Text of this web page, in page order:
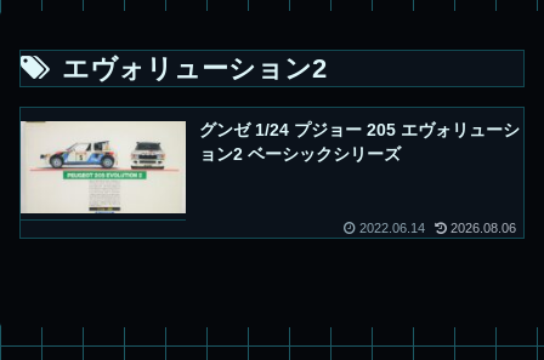
エヴォリューション2
グンゼ 1/24 プジョー 205 エヴォリューシ
ョン2 ベーシックシリーズ
2022.06.14 2026.08.06